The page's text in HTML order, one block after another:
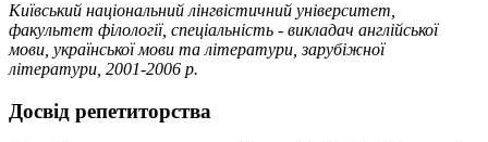
Київський національний лінгвістичний університет,
факультет філології, спеціальність - викладач англійської
мови, української мови та літератури, зарубіжної
літератури, 2001-2006 р.
Досвід репетиторства